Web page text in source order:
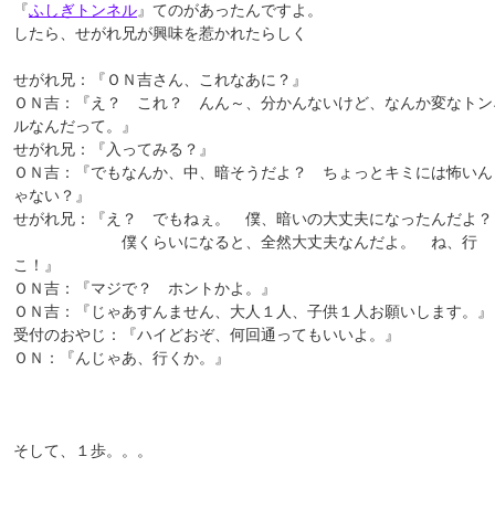
『ふしぎトンネル』てのがあったんですよ。
したら、せがれ兄が興味を惹かれたらしく
せがれ兄：『ＯＮ吉さん、これなあに？』
ＯＮ吉：『え？ これ？ んん～、分かんないけど、なんか変なト
ルなんだって。』
せがれ兄：『入ってみる？』
ＯＮ吉：『でもなんか、中、暗そうだよ？ ちょっとキミには怖い
ゃない？』
せがれ兄：『え？ でもねぇ。 僕、暗いの大丈夫になったんだよ？
僕くらいになると、全然大丈夫なんだよ。 ね、行
こ！』
ＯＮ吉：『マジで？ ホントかよ。』
ＯＮ吉：『じゃあすんません、大人１人、子供１人お願いします。』
受付のおやじ：『ハイどおぞ、何回通ってもいいよ。』
ＯＮ：『んじゃあ、行くか。』
そして、１歩。。。